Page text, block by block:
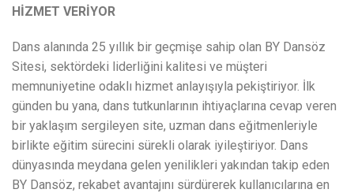
HİZMET VERİYOR
Dans alanında 25 yıllık bir geçmişe sahip olan BY Dansöz
Sitesi, sektördeki liderliğini kalitesi ve müşteri
memnuniyetine odaklı hizmet anlayışıyla pekiştiriyor. İlk
günden bu yana, dans tutkunlarının ihtiyaçlarına cevap veren
bir yaklaşım sergileyen site, uzman dans eğitmenleriyle
birlikte eğitim sürecini sürekli olarak iyileştiriyor. Dans
dünyasında meydana gelen yenilikleri yakından takip eden
BY Dansöz, rekabet avantajını sürdürerek kullanıcılarına en